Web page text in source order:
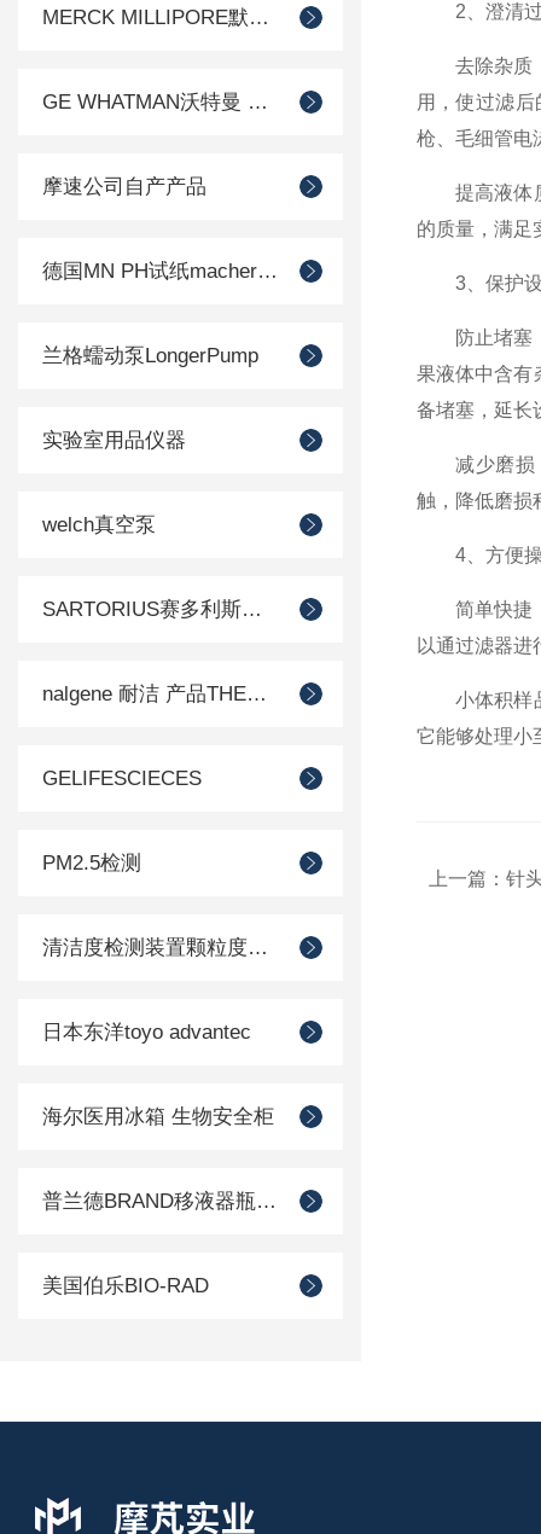
MERCK MILLIPORE默克密理博产品
GE WHATMAN沃特曼 过滤产品代理
摩速公司自产产品
德国MN PH试纸macherey-nagel
兰格蠕动泵LongerPump
实验室用品仪器
welch真空泵
SARTORIUS赛多利斯德国
nalgene 耐洁 产品THERMO 赛默飞
GELIFESCIECES
PM2.5检测
清洁度检测装置颗粒度检测
日本东洋toyo advantec
海尔医用冰箱 生物安全柜
普兰德BRAND移液器瓶口分配器
美国伯乐BIO-RAD
2、澄清
去除杂质：
用，使过滤
枪、毛细管电
提高液体质
的质量，满足
3、保护
防止堵塞：
果液体中含有
备堵塞，延长
减少磨损：
触，降低磨损
4、方便操
简单快捷：
以通过滤器
小体积样品
它能够处理小
上一篇： 针